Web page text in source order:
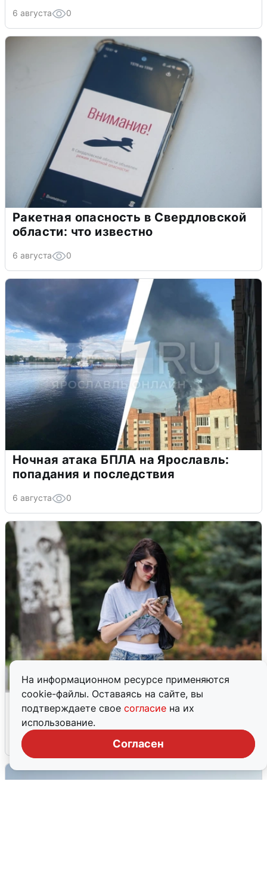
На информационном ресурсе применяются
cookie-файлы. Оставаясь на сайте, вы
подтверждаете свое согласие на их
использование.
Согласен
6 августа 0
Ракетная опасность в Свердловской
области: что известно
6 августа 0
Ночная атака БПЛА на Ярославль:
попадания и последствия
6 августа 0
Волгоградцы остались без
мобильного интернета
6 августа